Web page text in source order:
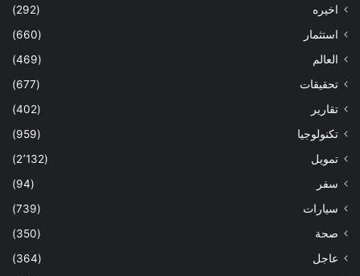
اخيره
(292)
استثمار
(660)
العالم
(469)
تحقيقات
(677)
تقارير
(402)
تكنولوجيا
(959)
تمويل
(2٬132)
سفر
(94)
سيارات
(739)
صحة
(350)
عاجل
(364)